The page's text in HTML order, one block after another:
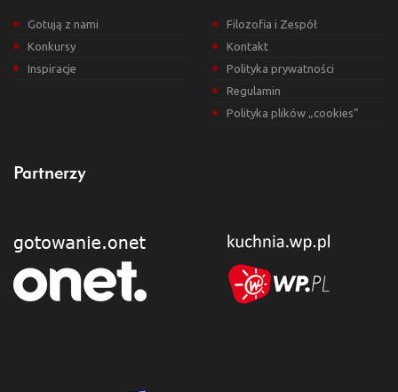
Gotują z nami
Konkursy
Inspiracje
Filozofia i Zespół
Kontakt
Polityka prywatności
Regulamin
Polityka plików „cookies”
Partnerzy